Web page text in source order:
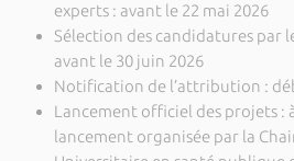
experts : avant le 22 mai 2026
Sélection des candidatures par
avant le 30 juin 2026
Notification de l’attribution :
Lancement officiel des projets :
lancement organisée par la